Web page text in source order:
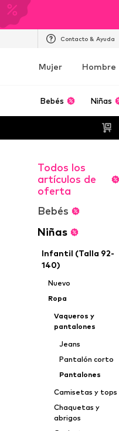
Contacto & Ayuda
Mujer Hombre
Bebés Niñas
Todos los
artículos de
oferta
Bebés
Niñas
Infantil (Talla 92-
140)
Nuevo
Ropa
Vaqueros y
pantalones
Jeans
Pantalón corto
Pantalones
Camisetas y tops
Chaquetas y
abrigos